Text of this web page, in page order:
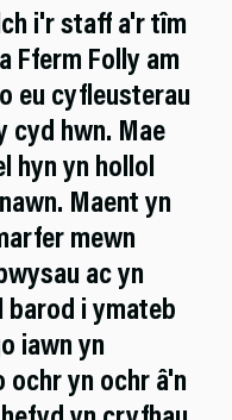
i'r staff a'r tîm
Fferm Folly am
eu cyfleusterau
cyd hwn. Mae
hyn yn hollol
Maent yn
mewn
ac yn
barod i ymateb
iawn yn
yn ochr â'n